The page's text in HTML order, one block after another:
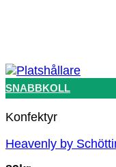
SNABBKOLL
Konfektyr
Heavenly by